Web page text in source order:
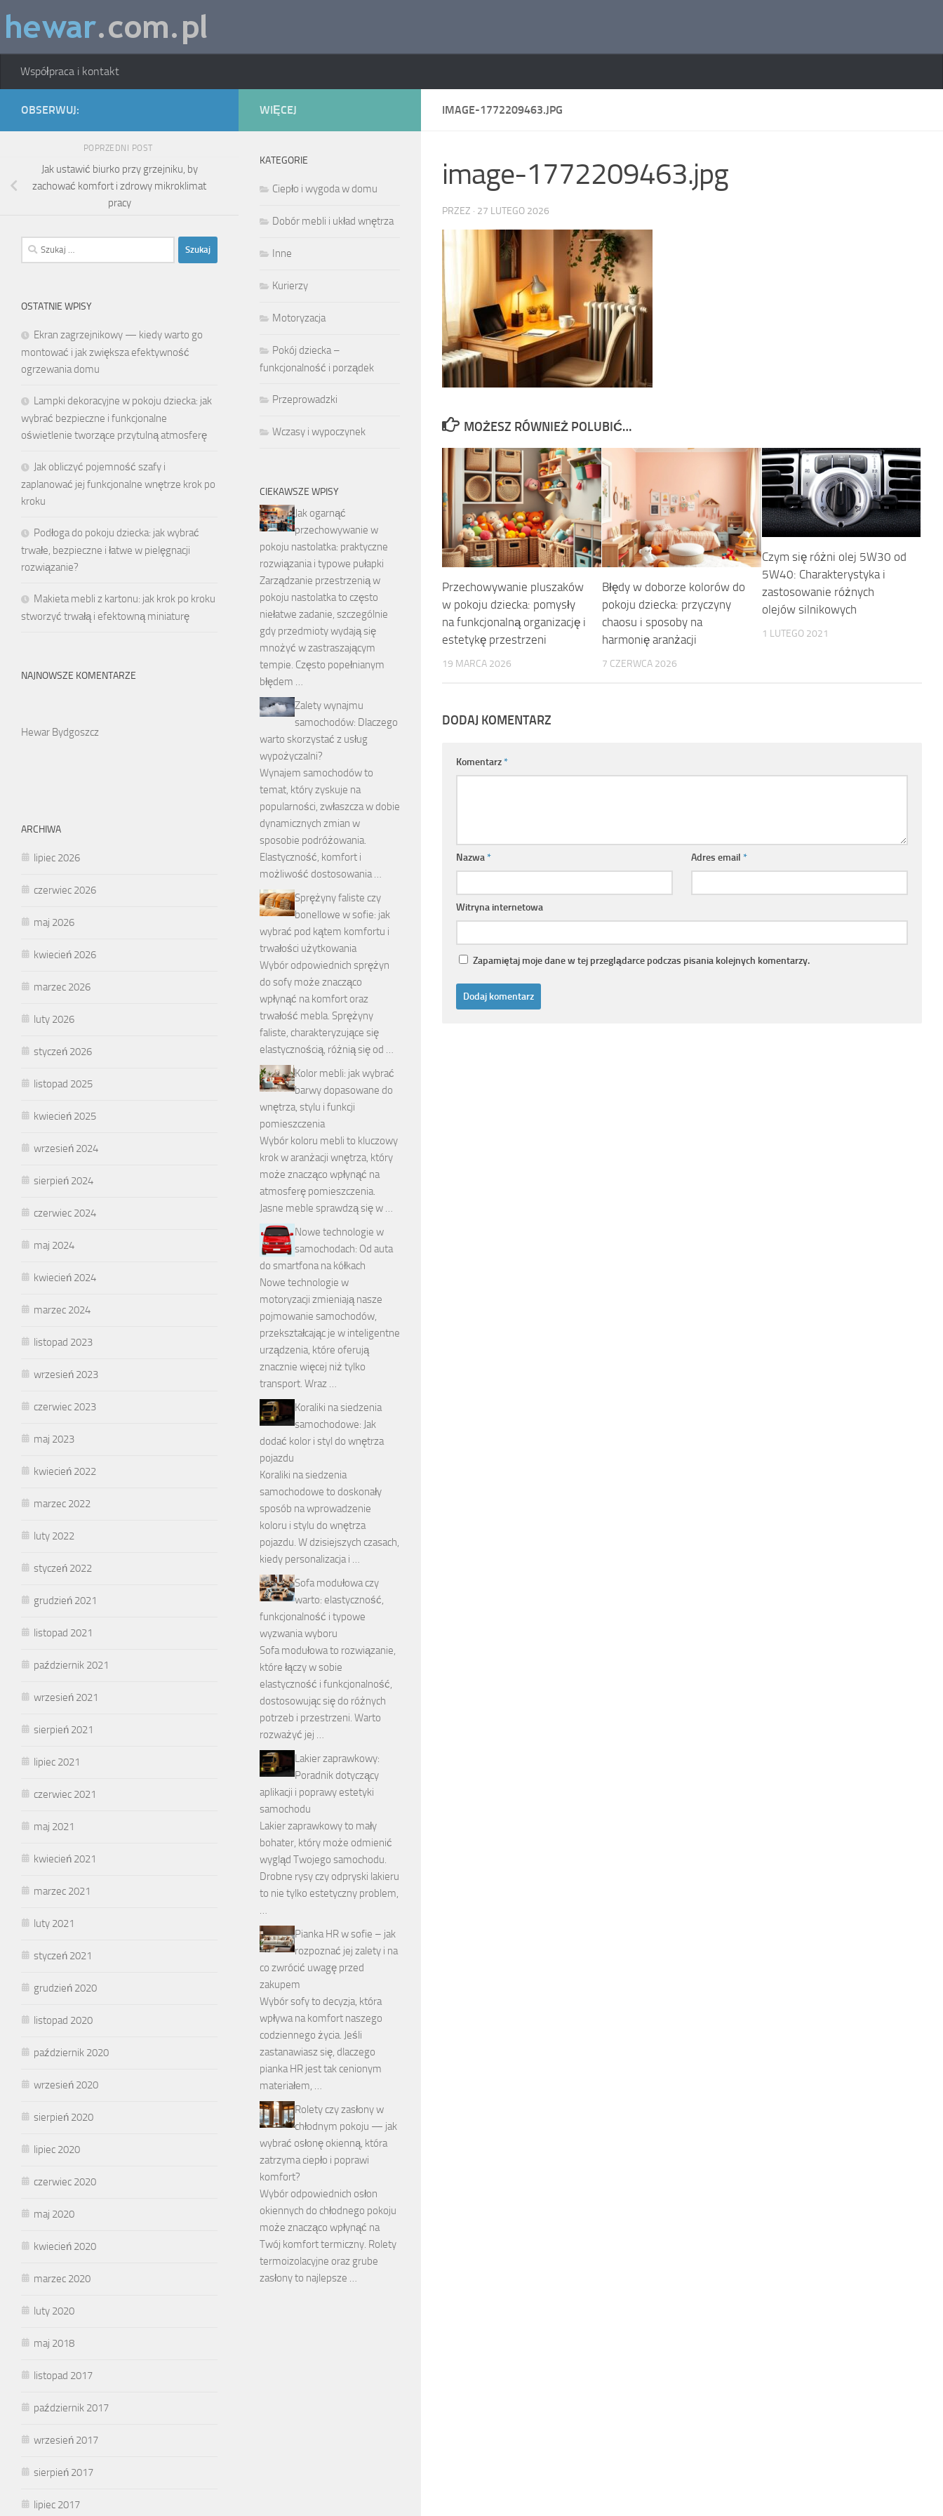
Skip to content
Współpraca i kontakt
IMAGE-1772209463.JPG
image-1772209463.jpg
PRZEZ · 27 LUTEGO 2026
MOŻESZ RÓWNIEŻ POLUBIĆ…
Przechowywanie pluszaków
w pokoju dziecka: pomysły
na funkcjonalną organizację i
estetykę przestrzeni
19 MARCA 2026
Błędy w doborze kolorów do
pokoju dziecka: przyczyny
chaosu i sposoby na
harmonię aranżacji
7 CZERWCA 2026
Czym się różni olej 5W30 od
5W40: Charakterystyka i
zastosowanie różnych
olejów silnikowych
1 LUTEGO 2021
DODAJ KOMENTARZ
Komentarz*
Nazwa* Adres email *
Witryna internetowa
Zapamiętaj moje dane w tej przeglądarce podczas pisania kolejnych komentarzy.
OBSERWUJ:
POPRZEDNI POST
Jak ustawić biurko przy grzejniku, by
zachować komfort i zdrowy mikroklimat
pracy
Szukaj:
OSTATNIE WPISY
Ekran zagrzejnikowy — kiedy warto go
montować i jak zwiększa efektywność
ogrzewania domu
Lampki dekoracyjne w pokoju dziecka: jak
wybrać bezpieczne i funkcjonalne
oświetlenie tworzące przytulną atmosferę
Jak obliczyć pojemność szafy i
zaplanować jej funkcjonalne wnętrze krok po
kroku
Podłoga do pokoju dziecka: jak wybrać
trwałe, bezpieczne i łatwe w pielęgnacji
rozwiązanie?
Makieta mebli z kartonu: jak krok po kroku
stworzyć trwałą i efektowną miniaturę
NAJNOWSZE KOMENTARZE
Hewar Bydgoszcz
ARCHIWA
lipiec 2026
czerwiec 2026
maj 2026
kwiecień 2026
marzec 2026
luty 2026
styczeń 2026
listopad 2025
kwiecień 2025
wrzesień 2024
sierpień 2024
czerwiec 2024
maj 2024
kwiecień 2024
marzec 2024
listopad 2023
wrzesień 2023
czerwiec 2023
maj 2023
kwiecień 2022
marzec 2022
luty 2022
styczeń 2022
grudzień 2021
listopad 2021
październik 2021
wrzesień 2021
sierpień 2021
lipiec 2021
czerwiec 2021
maj 2021
kwiecień 2021
marzec 2021
luty 2021
styczeń 2021
grudzień 2020
listopad 2020
październik 2020
wrzesień 2020
sierpień 2020
lipiec 2020
czerwiec 2020
maj 2020
kwiecień 2020
marzec 2020
luty 2020
maj 2018
listopad 2017
październik 2017
wrzesień 2017
sierpień 2017
lipiec 2017
WIĘCEJ
KATEGORIE
Ciepło i wygoda w domu
Dobór mebli i układ wnętrza
Inne
Kurierzy
Motoryzacja
Pokój dziecka –
funkcjonalność i porządek
Przeprowadzki
Wczasy i wypoczynek
CIEKAWSZE WPISY
Jak ogarnąć
przechowywanie w
pokoju nastolatka: praktyczne
rozwiązania i typowe pułapki
Zarządzanie przestrzenią w
pokoju nastolatka to często
niełatwe zadanie, szczególnie
gdy przedmioty wydają się
mnożyć w zastraszającym
tempie. Często popełnianym
błędem …
Zalety wynajmu
samochodów: Dlaczego
warto skorzystać z usług
wypożyczalni?
Wynajem samochodów to
temat, który zyskuje na
popularności, zwłaszcza w dobie
dynamicznych zmian w
sposobie podróżowania.
Elastyczność, komfort i
możliwość dostosowania …
Sprężyny faliste czy
bonellowe w sofie: jak
wybrać pod kątem komfortu i
trwałości użytkowania
Wybór odpowiednich sprężyn
do sofy może znacząco
wpłynąć na komfort oraz
trwałość mebla. Sprężyny
faliste, charakteryzujące się
elastycznością, różnią się od …
Kolor mebli: jak wybrać
barwy dopasowane do
wnętrza, stylu i funkcji
pomieszczenia
Wybór koloru mebli to kluczowy
krok w aranżacji wnętrza, który
może znacząco wpłynąć na
atmosferę pomieszczenia.
Jasne meble sprawdzą się w …
Nowe technologie w
samochodach: Od auta
do smartfona na kółkach
Nowe technologie w
motoryzacji zmieniają nasze
pojmowanie samochodów,
przekształcając je w inteligentne
urządzenia, które oferują
znacznie więcej niż tylko
transport. Wraz …
Koraliki na siedzenia
samochodowe: Jak
dodać kolor i styl do wnętrza
pojazdu
Koraliki na siedzenia
samochodowe to doskonały
sposób na wprowadzenie
koloru i stylu do wnętrza
pojazdu. W dzisiejszych czasach,
kiedy personalizacja i …
Sofa modułowa czy
warto: elastyczność,
funkcjonalność i typowe
wyzwania wyboru
Sofa modułowa to rozwiązanie,
które łączy w sobie
elastyczność i funkcjonalność,
dostosowując się do różnych
potrzeb i przestrzeni. Warto
rozważyć jej …
Lakier zaprawkowy:
Poradnik dotyczący
aplikacji i poprawy estetyki
samochodu
Lakier zaprawkowy to mały
bohater, który może odmienić
wygląd Twojego samochodu.
Drobne rysy czy odpryski lakieru
to nie tylko estetyczny problem,
…
Pianka HR w sofie – jak
rozpoznać jej zalety i na
co zwrócić uwagę przed
zakupem
Wybór sofy to decyzja, która
wpływa na komfort naszego
codziennego życia. Jeśli
zastanawiasz się, dlaczego
pianka HR jest tak cenionym
materiałem, …
Rolety czy zasłony w
chłodnym pokoju — jak
wybrać osłonę okienną, która
zatrzyma ciepło i poprawi
komfort?
Wybór odpowiednich osłon
okiennych do chłodnego pokoju
może znacząco wpłynąć na
Twój komfort termiczny. Rolety
termoizolacyjne oraz grube
zasłony to najlepsze …